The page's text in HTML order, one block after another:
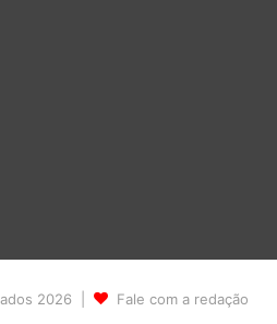
2026 |
Fale com a redação